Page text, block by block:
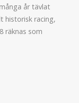
år tävlat
historisk racing,
räknas som